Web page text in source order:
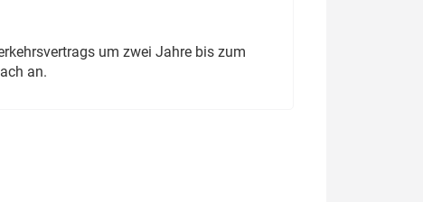
um zwei Jahre bis zum
an.